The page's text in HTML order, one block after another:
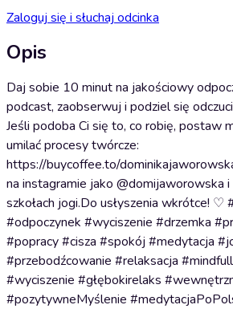
Zaloguj się i słuchaj odcinka
Opis
Daj sobie 10 minut na jakościowy
podcast, zaobserwuj i podziel się
Jeśli podoba Ci się to, co robię, postaw
umilać procesy twórcze:
https://buycoffee.to/
na instagramie jako @domijaworowska
szkołach jogi.Do usłyszenia wkrótce! ♡
#odpoczynek #wyciszenie #drzemka
#popracy #cisza #spokój #medytacja
#przebodźcowanie #relaksacja
#wyciszenie #głębokirelaks
#pozytywneMyślenie